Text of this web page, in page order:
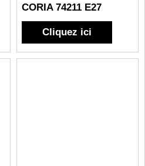
CORIA 74211 E27
Cliquez ici